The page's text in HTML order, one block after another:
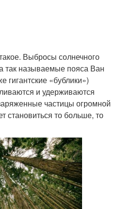
Выбросы солнечного
так называемые пояса Ван
«бублики»)
и удерживаются
частицы огромной
становиться то больше, то